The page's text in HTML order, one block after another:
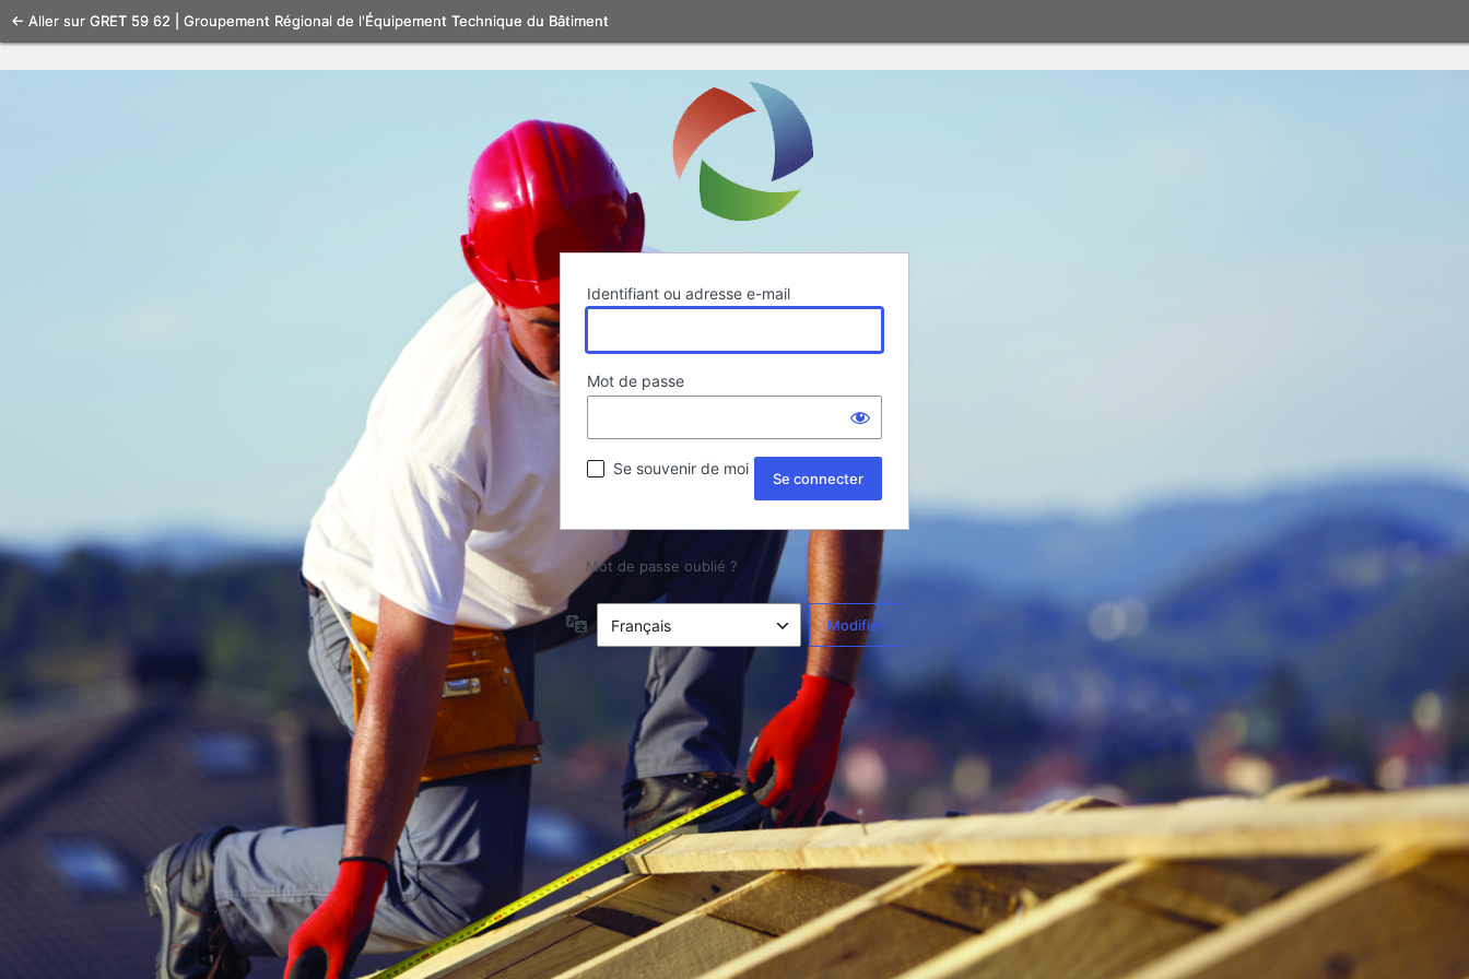
Se
connecter
Identifiant ou adresse e-mail
Mot de passe
Se souvenir de moi
Mot de passe oublié ?
← Aller sur GRET 59 62 | Groupement Régional de l'Équipement Technique du Bâtiment
Langue